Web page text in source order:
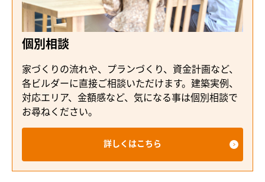
個別相談
家づくりの流れや、プランづくり、資金計画など、
各ビルダーに直接ご相談いただけます。建築実例、
対応エリア、金額感など、気になる事は個別相談で
お尋ねください。
詳しくはこちら